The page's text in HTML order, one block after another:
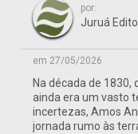
por:
Juruá
em 27/05/2026
Na década de
ainda era um vasto
incertezas, Amos
jornada rumo às